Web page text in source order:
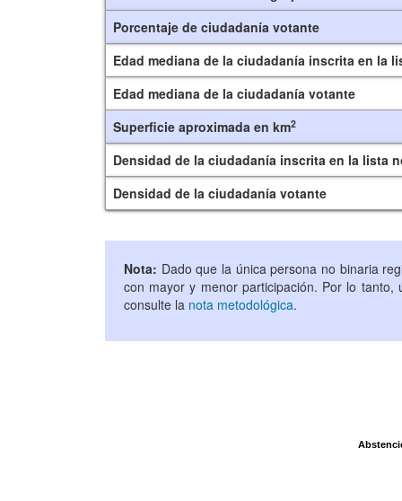
Porcentaje de ciudadanía votante
Edad mediana de la ciudadanía inscrita en la
Edad mediana de la ciudadanía votante
Superficie aproximada en km2
Densidad de la ciudadanía inscrita en la lista
Densidad de la ciudadanía votante
Nota: Dado que la única persona no binaria
con mayor y menor participación. Por lo
consulte la nota metodológica.